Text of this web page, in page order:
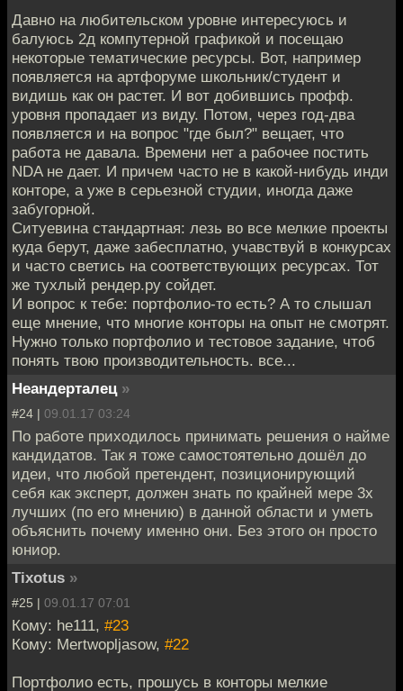
Давно на любительском уровне интересуюсь и
балуюсь 2д компутерной графикой и посещаю
некоторые тематические ресурсы. Вот, например
появляется на артфоруме школьник/студент и
видишь как он растет. И вот добившись профф.
уровня пропадает из виду. Потом, через год-два
появляется и на вопрос "где был?" вещает, что
работа не давала. Времени нет а рабочее постить
NDA не дает. И причем часто не в какой-нибудь инди
конторе, а уже в серьезной студии, иногда даже
забугорной.
Ситуевина стандартная: лезь во все мелкие проекты
куда берут, даже забесплатно, учавствуй в конкурсах
и часто светись на соответствующих ресурсах. Тот
же тухлый рендер.ру сойдет.
И вопрос к тебе: портфолио-то есть? А то слышал
еще мнение, что многие конторы на опыт не смотрят.
Нужно только портфолио и тестовое задание, чтоб
понять твою производительность. все...
Неандерталец »
#24 | 09.01.17 03:24
По работе приходилось принимать решения о найме
кандидатов. Так я тоже самостоятельно дошёл до
идеи, что любой претендент, позиционирующий
себя как эксперт, должен знать по крайней мере 3х
лучших (по его мнению) в данной области и уметь
объяснить почему именно они. Без этого он просто
юниор.
Tixotus »
#25 | 09.01.17 07:01
Кому: he111, #23
Кому: Mertwopljasow, #22
Портфолио есть, прошусь в конторы мелкие